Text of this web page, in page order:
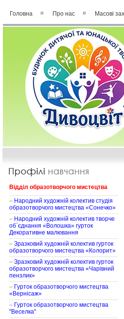
Головна Про нас Масові
Відділ образотворчого мистецтва
– Народний художній колектив студія
образотворчого мистецтва «Сонечко»
– Народний художній колектив творче
об`єднання «Волошка» гурток
Декоративне малювання
– Зразковий художній колектив гурток
образотворчого мистецтва «Колорит»
– Зразковий художній колектив гурток
образотворчого мистецтва «Чарівний
пензлик»
– Гурток образотворчого мистецтва
«Вернісаж»
– Гурток образотворчого мистецтва
"Веселка"